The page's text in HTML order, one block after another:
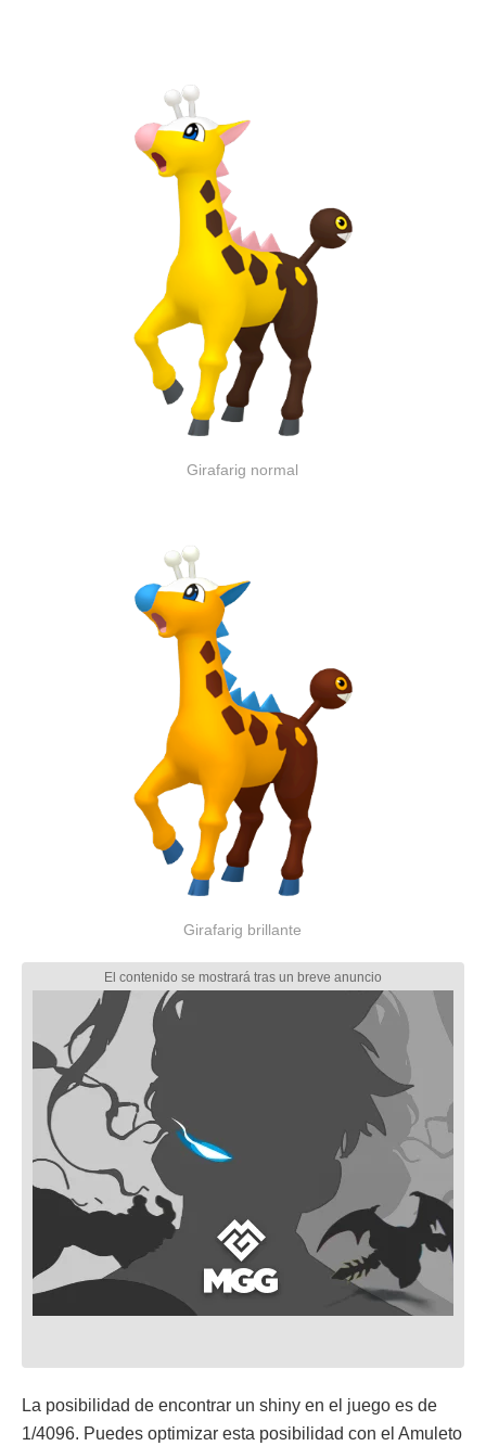
Girafarig normal
Girafarig brillante
La posibilidad de encontrar un shiny en el juego es de
1/4096. Puedes optimizar esta posibilidad con el Amuleto